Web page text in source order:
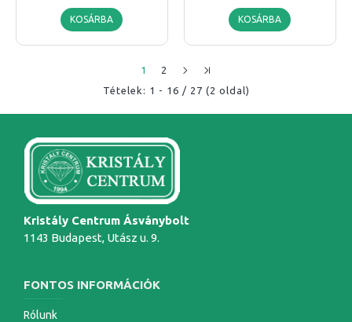
KOSÁRBA KOSÁRBA
1
2
Tételek: 1 - 16 / 27 (2 oldal)
Kristály Centrum Ásványbolt
1143 Budapest, Utász u. 9.
FONTOS INFORMÁCIÓK
Rólunk